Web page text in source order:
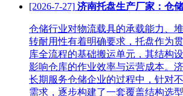
[2026-7-27] 济南托盘生产厂家：仓
仓储行业对物流载具的承载能力、
转耐用性有着明确要求，托盘作为
库全流程的基础搬运单元，其结构
影响仓库的作业效率与运营成本。
长期服务仓储企业的过程中，针对
需求，逐步构建了一套覆盖结构选